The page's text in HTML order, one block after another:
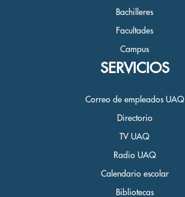
Bachilleres
Facultades
Campus
SERVICIOS
Correo de empleados UAQ
Directorio
TV UAQ
Radio UAQ
Calendario escolar
Bibliotecas